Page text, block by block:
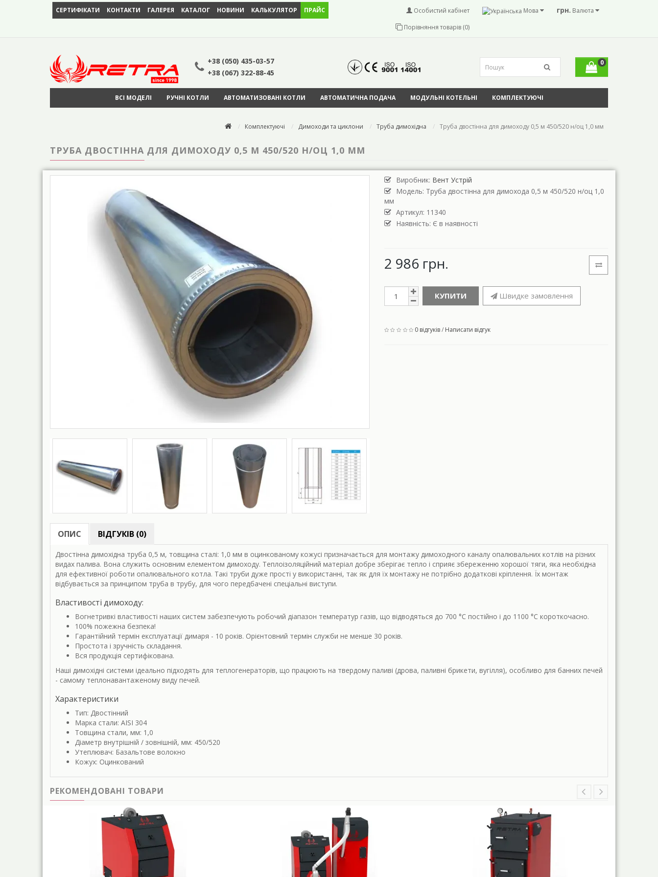
СЕРТИФІКАТИ КОНТАКТИ ГАЛЕРЕЯ КАТАЛОГ НОВИНИ КАЛЬКУЛЯТОР ПРАЙС грн. Валюта
Мова
Особистий кабінет
Порівняння товарів (0)
+38 (050) 435-03-57
+38 (067) 322-88-45
0
ВСІ МОДЕЛІ РУЧНІ КОТЛИ АВТОМАТИЗОВАНІ КОТЛИ АВТОМАТИЧНА ПОДАЧА МОДУЛЬНІ КОТЕЛЬНІ КОМПЛЕКТУЮЧІ
Комплектуючі Димоходи та циклони Труба димохідна Труба двостінна для димоходу 0,5 м 450/520 н/оц 1,0 мм
ТРУБА ДВОСТІННА ДЛЯ ДИМОХОДУ 0,5 М 450/520 Н/ОЦ 1,0 ММ
Виробник: Вент Устрій
Модель: Труба двостінна для димохода 0,5 м 450/520 н/оц 1,0
мм
Артикул: 11340
Наявність: Є в наявності
2 986 грн.
КУПИТИ Швидке замовлення
0 відгуків/ Написати відгук
ОПИС ВІДГУКІВ (0)
Двостінна димохідна труба 0,5 м, товщина сталі: 1,0 мм в оцинкованому кожусі призначається для монтажу димоходного каналу опалювальних котлів на різних
видах палива. Вона служить основним елементом димоходу. Теплоізоляційний матеріал добре зберігає тепло і сприяє збереженню хорошої тяги, яка необхідна
для ефективної роботи опалювального котла. Такі труби дуже прості у використанні, так як для їх монтажу не потрібно додаткові кріплення. Їх монтаж
відбувається за принципом труба в трубу, для чого передбачені спеціальні виступи.
Властивості димоходу:
Вогнетривкі властивості наших систем забезпечують робочий діапазон температур газів, що відводяться до 700 °С постійно і до 1100 °С короткочасно.
100% пожежна безпека!
Гарантійний термін експлуатації димаря - 10 років. Орієнтовний термін служби не менше 30 років.
Простота і зручність складання.
Вся продукція сертифікована.
Наші димохідні системи ідеально підходять для теплогенераторів, що працюють на твердому паливі (дрова, паливні брикети, вугілля), особливо для банних печей
- самому теплонавантаженому виду печей.
Характеристики
Тип: Двостінний
Марка стали: AISI 304
Товщина стали, мм: 1,0
Діаметр внутрішній / зовнішній, мм: 450/520
Утеплювач: Базальтове волокно
Кожух: Оцинкований
РЕКОМЕНДОВАНІ ТОВАРИ